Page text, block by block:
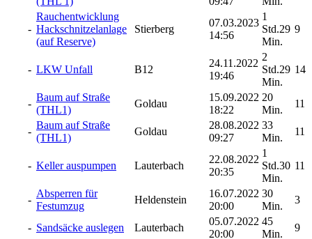
-
Rauchentwicklung
Hackschnitzelanlage
(auf Reserve)
Stierberg
07.03.2023
14:56
1
Std.29
Min.
9
- LKW Unfall B12
24.11.2022
19:46
2
Std.29
Min.
14
-
Baum auf Straße
(THL1)
Goldau
15.09.2022
18:22
20
Min.
11
-
Baum auf Straße
(THL1)
Goldau
28.08.2022
09:27
33
Min.
11
- Keller auspumpen Lauterbach
22.08.2022
20:35
1
Std.30
Min.
11
-
Absperren für
Festumzug
Heldenstein
16.07.2022
20:00
30
Min.
3
- Sandsäcke auslegen Lauterbach
05.07.2022
20:00
45
Min.
9